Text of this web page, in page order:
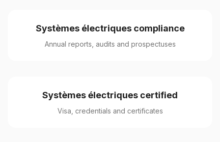
Systèmes électriques compliance
Annual reports, audits and prospectuses
Systèmes électriques certified
Visa, credentials and certificates